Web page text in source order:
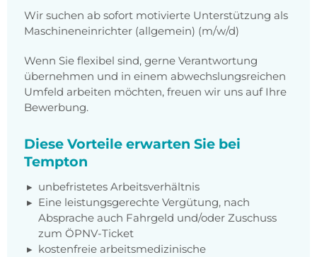
Wir suchen ab sofort motivierte Unterstützung als
Maschineneinrichter (allgemein) (m/w/d)
Wenn Sie flexibel sind, gerne Verantwortung
übernehmen und in einem abwechslungsreichen
Umfeld arbeiten möchten, freuen wir uns auf Ihre
Bewerbung.
Diese Vorteile erwarten Sie bei
Tempton
unbefristetes Arbeitsverhältnis
Eine leistungsgerechte Vergütung, nach
Absprache auch Fahrgeld und/oder Zuschuss
zum ÖPNV-Ticket
kostenfreie arbeitsmedizinische